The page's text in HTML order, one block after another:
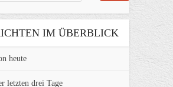
IM ÜBERBLICK
heute
letzten drei Tage